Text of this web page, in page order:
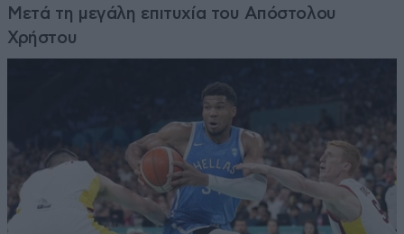
Μετά τη μεγάλη επιτυχία του Απόστολου
Χρήστου